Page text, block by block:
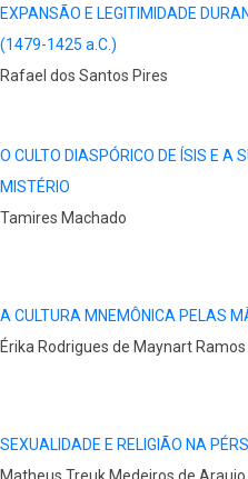
EXPANSÃO E LEGITIMIDADE
(1479-1425 a.C.)
Rafael dos Santos Pires
O CULTO DIASPÓRICO DE ÍSIS E A
MISTÉRIO
Tamires Machado
A CULTURA MNEMÔNICA PELAS
Érika Rodrigues de Maynart Ramos
SEXUALIDADE E RELIGIÃO NA